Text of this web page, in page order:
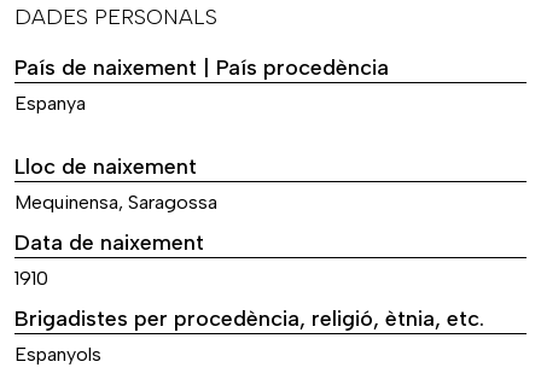
DADES PERSONALS
País de naixement | País procedència
Espanya
Lloc de naixement
Mequinensa, Saragossa
Data de naixement
1910
Brigadistes per procedència, religió, ètnia, etc.
Espanyols